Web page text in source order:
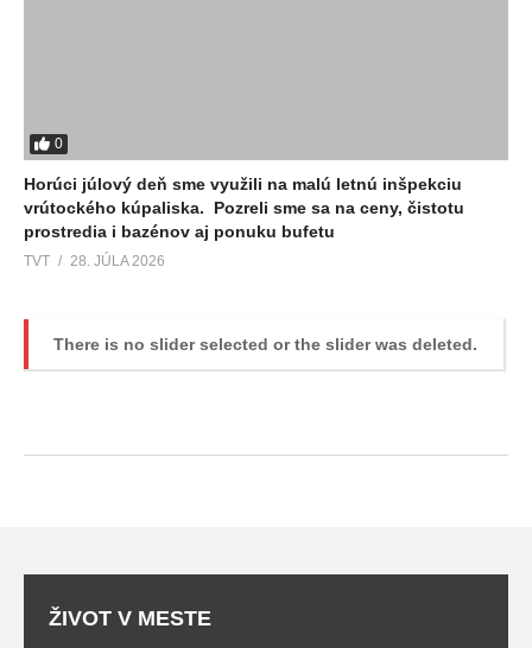
0
Horúci júlový deň sme využili na malú letnú inšpekciu
vrútockého kúpaliska. Pozreli sme sa na ceny, čistotu
prostredia i bazénov aj ponuku bufetu
TVT 28. JÚLA 2026
There is no slider selected or the slider was deleted.
ŽIVOT V MESTE